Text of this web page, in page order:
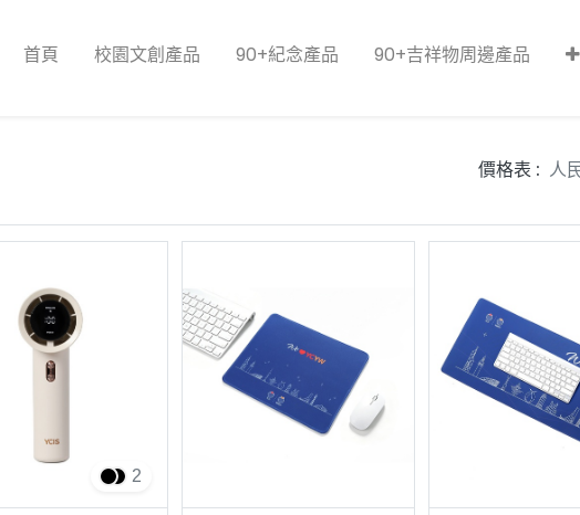
首頁 校園文創產品 90+紀念產品 90+吉祥物周邊產品
價格表 : 人
2